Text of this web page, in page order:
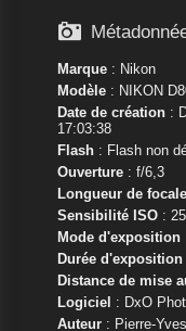

Marque: Nikon
Modèle: NIKON
Date de création:
17:03:38
Flash: Flash non
Ouverture: f/6,3
Longueur de focale
Sensibilité ISO:
Mode d'exposition
Durée d'exposition
Distance de mise
Logiciel : DxO
Auteur: Pierre-